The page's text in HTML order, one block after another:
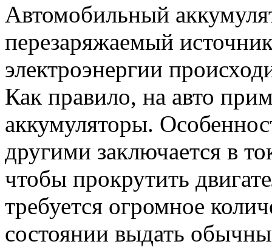
Автомобильный
перезаряжаемый
электроэнергии
Как правило, на авто
аккумуляторы.
другими заключается в
чтобы прокрутить
требуется огромное
состоянии выдать